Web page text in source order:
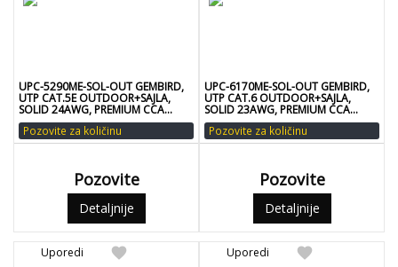
UPC-5290ME-SOL-OUT GEMBIRD,
UTP CAT.5E OUTDOOR+SAJLA,
SOLID 24AWG, PREMIUM CCA
KOTUR PUN PRESEK 305M
Pozovite za količinu
Pozovite
Detaljnije
UPC-6170ME-SOL-OUT GEMBIRD,
UTP CAT.6 OUTDOOR+SAJLA,
SOLID 23AWG, PREMIUM CCA
KOTUR PUN PRESEK 305M
Pozovite za količinu
Pozovite
Detaljnije
favorite
Uporedi favorite
Uporedi